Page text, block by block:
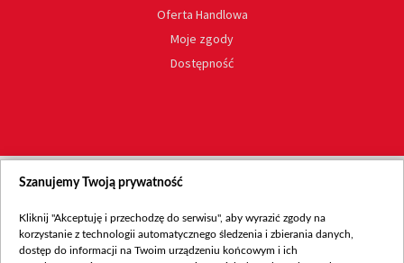
Oferta Handlowa
Moje zgody
Dostępność
Szanujemy Twoją prywatność
Kliknij "Akceptuję i przechodzę do serwisu", aby wyrazić zgody na
korzystanie z technologii automatycznego śledzenia i zbierania danych,
dostęp do informacji na Twoim urządzeniu końcowym i ich